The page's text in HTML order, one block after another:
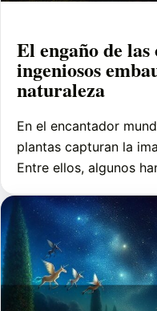
El engaño de
ingeniosos
naturaleza
En el encantador
plantas capturan la
Entre ellos, algunos